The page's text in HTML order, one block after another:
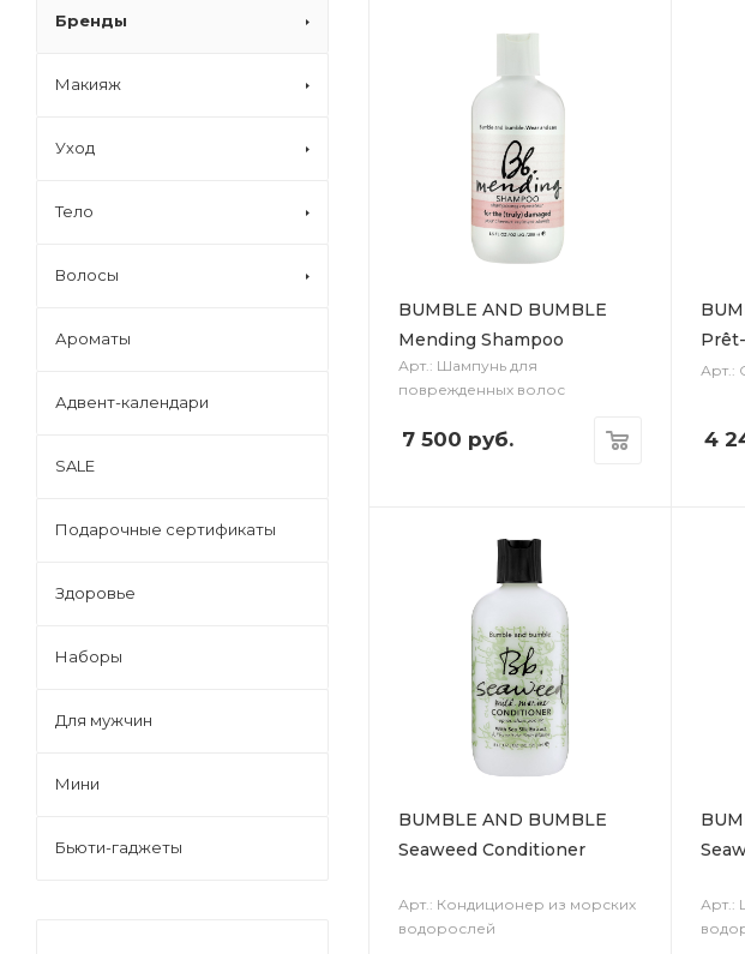
BUMBLE AND BUMBLE
Mending Shampoo
Арт.: Шампунь для
поврежденных волос
7 500 руб.
Арт.:
4
BUMBLE AND BUMBLE
Seaweed Conditioner
Арт.: Кондиционер из морских
водорослей
Арт.:
Бренды
Макияж
Уход
Тело
Волосы
Ароматы
Адвент-календари
SALE
Подарочные сертификаты
Здоровье
Наборы
Для мужчин
Мини
Бьюти-гаджеты